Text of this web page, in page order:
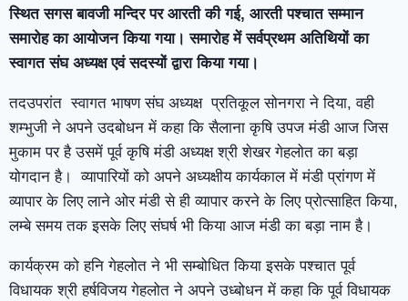
स्थित सगस बावजी मन्दिर पर आरती की गई, आरती पश्चात सम्मान
समारोह का आयोजन किया गया। समारोह में सर्वप्रथम अतिथियों का
स्वागत संघ अध्यक्ष एवं सदस्यों द्वारा किया गया।
तदउपरांत स्वागत भाषण संघ अध्यक्ष प्रतिकूल सोनगरा ने दिया, वही
शम्भुजी ने अपने उदबोधन में कहा कि सैलाना कृषि उपज मंडी आज जिस
मुकाम पर है उसमें पूर्व कृषि मंडी अध्यक्ष श्री शेखर गेहलोत का बड़ा
योगदान है। व्यापारियों को अपने अध्यक्षीय कार्यकाल में मंडी प्रांगण में
व्यापार के लिए लाने ओर मंडी से ही व्यापार करने के लिए प्रोत्साहित किया,
लम्बे समय तक इसके लिए संघर्ष भी किया आज मंडी का बड़ा नाम है।
कार्यक्रम को हनि गेहलोत ने भी सम्बोधित किया इसके पश्चात पूर्व
विधायक श्री हर्षविजय गेहलोत ने अपने उध्बोधन में कहा कि पूर्व विधायक